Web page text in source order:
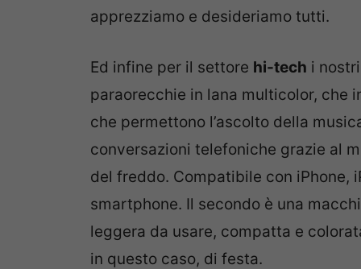
apprezziamo e desideriamo tutti.
Ed infine per il settore hi-tech i
paraorecchie in lana multicolor, che
che permettono l’ascolto della
conversazioni telefoniche grazie al
del freddo. Compatibile con iPhone,
smartphone. Il secondo è una
leggera da usare, compatta e
in questo caso, di festa.